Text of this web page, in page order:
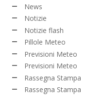
News
Notizie
Notizie flash
Pillole Meteo
Previsioni Meteo
Previsioni Meteo
Rassegna Stampa
Rassegna Stampa